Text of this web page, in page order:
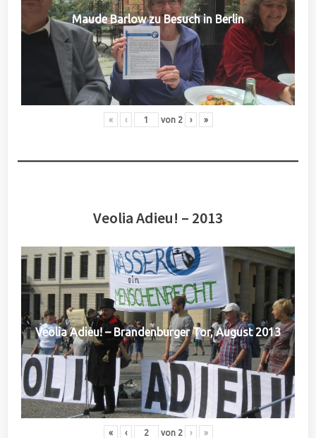
Maude Barlow zu Besuch in Berlin
« ‹ von 2 › »
Veolia Adieu! – 2013
Veolia Adieu! – Brandenburger Tor, August 2013
« ‹ von 2 › »